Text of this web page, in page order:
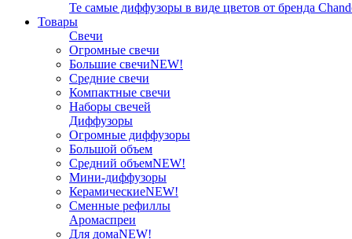
Те самые диффузоры в виде цветов от бренда
Товары
Свечи
Огромные свечи
Большие свечиNEW!
Средние свечи
Компактные свечи
Наборы свечей
Диффузоры
Огромные диффузоры
Большой объем
Средний объемNEW!
Мини-диффузоры
КерамическиеNEW!
Сменные рефиллы
Аромаспреи
Для домаNEW!